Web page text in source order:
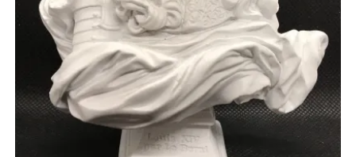
Statuette
buste Louis XIV par le Berni
15,00€